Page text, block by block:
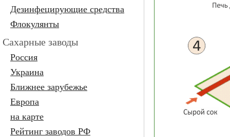
Дезинфецирующие средства
Флокулянты
Сахарные заводы
Россия
Украина
Ближнее зарубежье
Европа
на карте
Рейтинг заводов РФ